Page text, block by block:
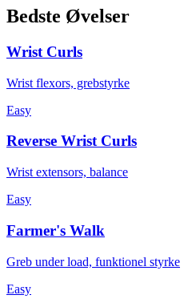
Bedste Øvelser
Wrist Curls
Wrist flexors, grebstyrke
Easy
Reverse Wrist Curls
Wrist extensors, balance
Easy
Farmer's Walk
Greb under load, funktionel styrke
Easy